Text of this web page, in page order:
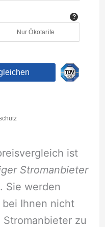
ist
Stromanbieter
Sie werden
Ihnen nicht
zu